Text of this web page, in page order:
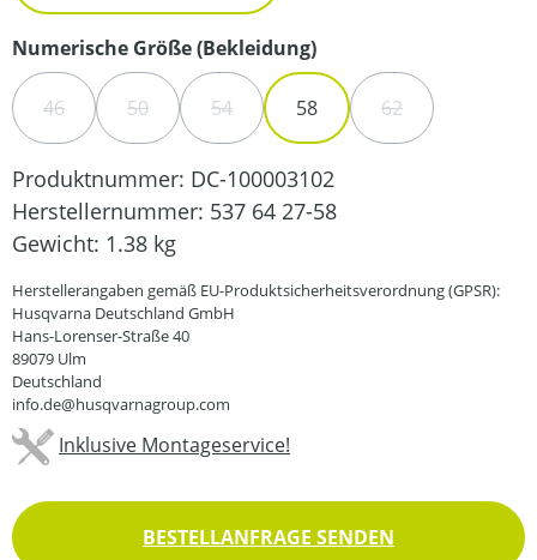
Numerische Größe (Bekleidung)auswählen
46(DIESE OPTION IST ZURZEIT NICHT VERFÜGBAR.)
50(DIESE OPTION IST ZURZEIT NICHT VERFÜGBAR.)
54(DIESE OPTION IST ZURZEIT NICHT
58 62(DIESE OPTION
Produktnummer: DC-100003102
Herstellernummer: 537 64 27-58
Gewicht: 1.38 kg
Herstellerangaben gemäß EU-Produktsicherheitsverordnung (GPSR):
Husqvarna Deutschland GmbH
Hans-Lorenser-Straße 40
89079 Ulm
Deutschland
info.de@husqvarnagroup.com
Inklusive Montageservice!
BESTELLANFRAGE SENDEN